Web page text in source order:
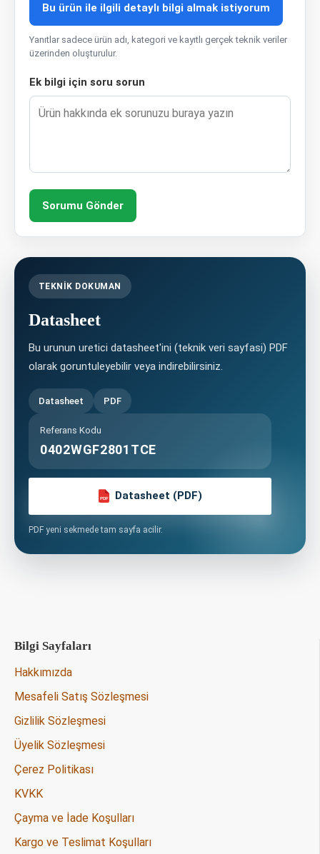
Bu ürün ile ilgili detaylı bilgi almak istiyorum
Yanıtlar sadece ürün adı, kategori ve kayıtlı gerçek teknik veriler
üzerinden oluşturulur.
Ek bilgi için soru sorun
Sorumu Gönder
TEKNIK DOKUMAN
Datasheet
Bu urunun uretici datasheet'ini (teknik veri sayfasi) PDF
olarak goruntuleyebilir veya indirebilirsiniz.
Datasheet PDF
Referans Kodu
0402WGF2801TCE
PDF Datasheet (PDF)
PDF yeni sekmede tam sayfa acilir.
Bilgi Sayfaları
Hakkımızda
Mesafeli Satış Sözleşmesi
Gizlilik Sözleşmesi
Üyelik Sözleşmesi
Çerez Politikası
KVKK
Çayma ve İade Koşulları
Kargo ve Teslimat Koşulları